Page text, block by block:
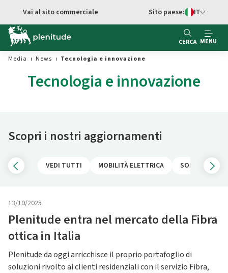
Vai al contenuto principale
Vai al sito commerciale
Switch di
Sito paese: IT
CERCA MENU
Media
News Tecnologia e innovazione
Tecnologia e innovazione
Scopri i nostri aggiornamenti
VEDI TUTTI MOBILITÀ ELETTRICA SOSTENIBILITÀ
13/10/2025
Plenitude entra nel mercato della Fibra
ottica in Italia
Plenitude da oggi arricchisce il proprio portafoglio di
soluzioni rivolto ai clienti residenziali con il servizio Fibra,